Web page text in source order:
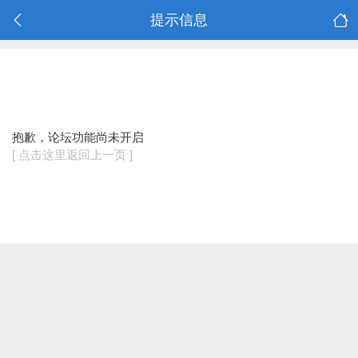
提示信息
抱歉，论坛功能尚未开启
[ 点击这里返回上一页 ]